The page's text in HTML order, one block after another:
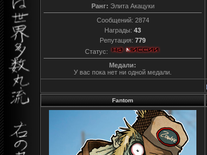
Ранг: Элита Акацуки
Сообщений: 2874
Награды: 43
Репутация: 779
Статус:
Медали:
У вас пока нет ни одной медали.
Fantom